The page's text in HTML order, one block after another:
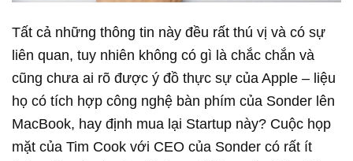
Tất cả những thông tin này đều rất thú vị và có sự
liên quan, tuy nhiên không có gì là chắc chắn và
cũng chưa ai rõ được ý đồ thực sự của Apple – liệu
họ có tích hợp công nghệ bàn phím của Sonder lên
MacBook, hay định mua lại Startup này? Cuộc họp
mặt của Tim Cook với CEO của Sonder có rất ít